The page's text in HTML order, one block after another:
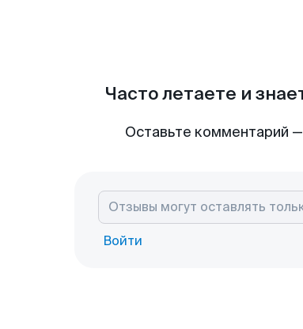
Часто летаете и
Оставьте комментарий
Войти